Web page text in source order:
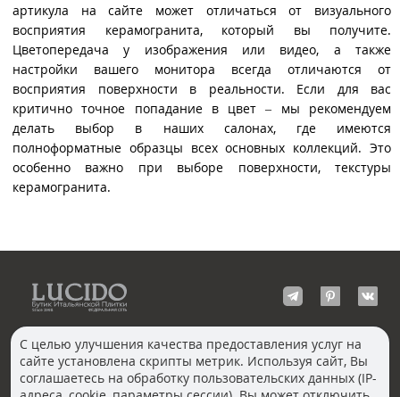
артикула на сайте может отличаться от визуального
восприятия керамогранита, который вы получите.
Цветопередача у изображения или видео, а также
настройки вашего монитора всегда отличаются от
восприятия поверхности в реальности. Если для вас
критично точное попадание в цвет – мы рекомендуем
делать выбор в наших салонах, где имеются
полноформатные образцы всех основных коллекций. Это
особенно важно при выборе поверхности, текстуры
керамогранита.
КОНТАКТЫ
Волгоград
С целью улучшения качества предоставления услуг на
сайте установлена скрипты метрик. Используя сайт, Вы
соглашаетесь на обработку пользовательских данных (IP-